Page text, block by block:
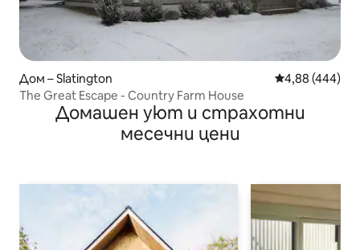
Дом – Slatington Средна
4,88 (444)
The Great Escape - Country Farm House
Домашен уют и страхотни
месечни цени